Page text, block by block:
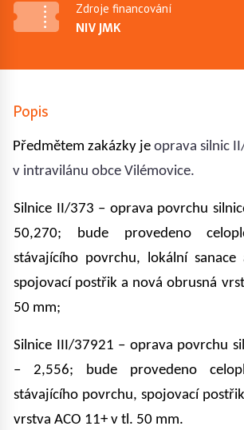
Zdroje financování
NIV JMK
Popis
Předmětem zakázky je oprava silnic
v intravilánu obce Vilémovice.
Silnice II/373 – oprava povrchu
50,270; bude provedeno
stávajícího povrchu, lokální
spojovací postřik a nová obrusná
50 mm;
Silnice III/37921 – oprava povrchu
– 2,556; bude provedeno
stávajícího povrchu, spojovací
vrstva ACO 11+ v tl. 50 mm.